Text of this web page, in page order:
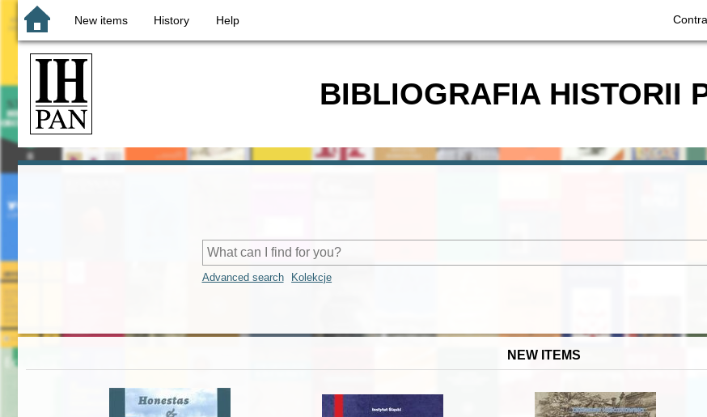
New items History Help
BIBLIOGRAFIA HISTORII
Advanced search Kolekcje
NEW ITEMS